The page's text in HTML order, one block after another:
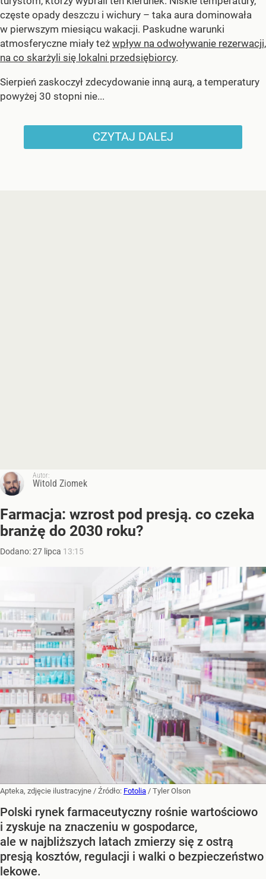
częste opady deszczu i wichury – taka aura dominowała
w pierwszym miesiącu wakacji. Paskudne warunki
atmosferyczne miały też wpływ na odwoływanie rezerwacji,
na co skarżyli się lokalni przedsiębiorcy.
Sierpień zaskoczył zdecydowanie inną aurą, a temperatury
powyżej 30 stopni nie...
CZYTAJ DALEJ
Autor:
Witold Ziomek
Farmacja: wzrost pod presją. co czeka
branżę do 2030 roku?
Dodano:27 lipca 13:15
Apteka, zdjęcie ilustracyjne / Źródło: Fotolia / Tyler Olson
Polski rynek farmaceutyczny rośnie wartościowo
i zyskuje na znaczeniu w gospodarce,
ale w najbliższych latach zmierzy się z ostrą
presją kosztów, regulacji i walki o bezpieczeństwo
lekowe.